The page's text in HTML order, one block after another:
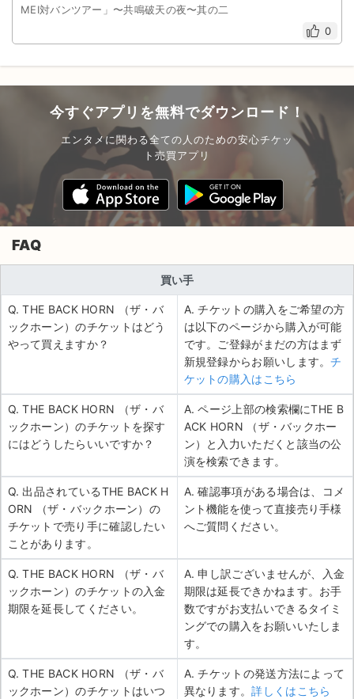
MEI対バンツアー」〜共鳴破天の夜〜其の⼆
0
今すぐアプリを無料でダウンロード！
エンタメに関わる全ての人のための安心チケッ
ト売買アプリ
FAQ
買い手
Q. THE BACK HORN （ザ・バ
ックホーン）のチケットはどう
やって買えますか？
A. チケットの購入をご希望の方
は以下のページから購入が可能
です。ご登録がまだの方はまず
新規登録からお願いします。チ
ケットの購入はこちら
Q. THE BACK HORN （ザ・バ
ックホーン）のチケットを探す
にはどうしたらいいですか？
A. ページ上部の検索欄にTHE B
ACK HORN （ザ・バックホー
ン）と入力いただくと該当の公
演を検索できます。
Q. 出品されているTHE BACK H
ORN （ザ・バックホーン）の
チケットで売り手に確認したい
ことがあります。
A. 確認事項がある場合は、コメ
ント機能を使って直接売り手様
へご質問ください。
Q. THE BACK HORN （ザ・バ
ックホーン）のチケットの入金
期限を延長してください。
A. 申し訳ございませんが、入金
期限は延長できかねます。お手
数ですがお支払いできるタイミ
ングでの購入をお願いいたしま
す。
Q. THE BACK HORN （ザ・バ
ックホーン）のチケットはいつ
A. チケットの発送方法によって
異なります。詳しくはこちら